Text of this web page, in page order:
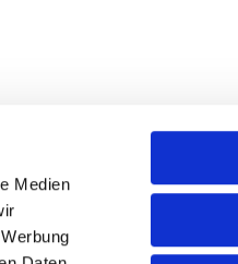
Medien